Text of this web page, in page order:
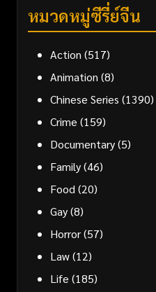
หมวดหมู่ซีรี่ย์จีน
Action (517)
Animation (8)
Chinese Series (1390)
Crime (159)
Documentary(5)
Family(46)
Food (20)
Gay(8)
Horror(57)
Law(12)
Life (185)